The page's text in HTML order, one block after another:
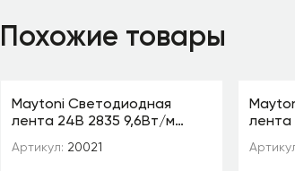
Похожие товары
Maytoni Светодиодная
лента 24В 2835 9,6Вт/м
Артикул: 20021
лента